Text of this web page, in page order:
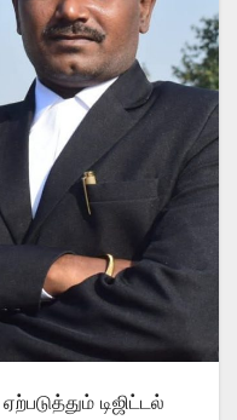
டிஜிட்டல்